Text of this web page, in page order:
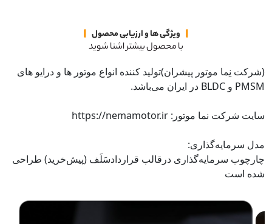
ویژگی ها و ارزیابی محصول
با محصول بیشتر اشنا شوید
(شرکت نِما موتور پیشران)تولید کننده انواع موتور ها و درایو های
PMSM و BLDC در ایران می‌باشد.
سایت شرکت نما موتور: https://nemamotor.ir
مدل سرمایه‌گذاری:
چارچوب سرمایه‌گذاری درقالب قراردادسَلَف (پیش‌خرید) طراحی
شده است